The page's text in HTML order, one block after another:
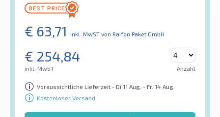
€ 63,71 inkl. MwST von Raifen Paket GmbH
€ 254,84
inkl. MwST Anzahl
Voraussichtliche Lieferzeit - Di 11 Aug. - Fr. 14 Aug.
Kostenloser Versand